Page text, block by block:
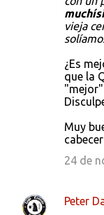
vieja
¿Es
que la
"mejor"
Muy
24 de
Peter